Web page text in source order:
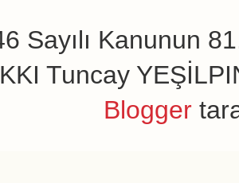
Sayılı Kanunun
Tuncay
Blogger